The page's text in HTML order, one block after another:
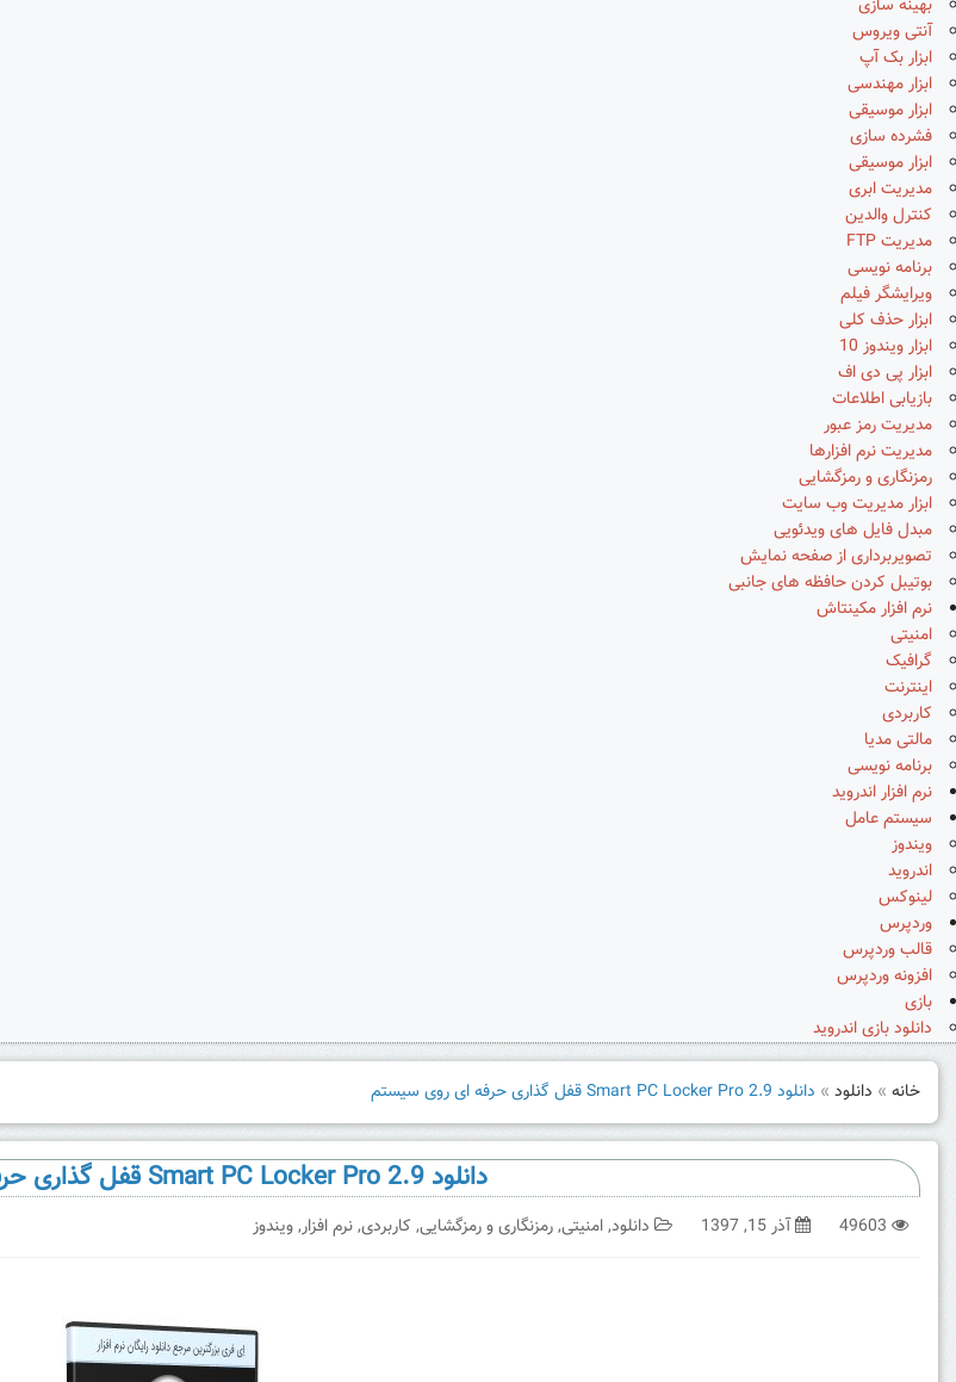
بهینه سازی
آنتی ویروس
ابزار بک آپ
ابزار مهندسی
ابزار موسیقی
فشرده سازی
ابزار موسیقی
مدیریت ابری
کنترل والدین
مدیریت FTP
برنامه نویسی
ویرایشگر فیلم
ابزار حذف کلی
ابزار ویندوز 10
ابزار پی دی اف
بازیابی اطلاعات
مدیریت رمز عبور
مدیریت نرم افزارها
رمزنگاری و رمزگشایی
ابزار مدیریت وب سایت
مبدل فایل های ویدئویی
تصویربرداری از صفحه نمایش
بوتیبل کردن حافظه های جانبی
نرم افزار مکینتاش
امنیتی
گرافیک
اینترنت
کاربردی
مالتی مدیا
برنامه نویسی
نرم افزار اندروید
سیستم عامل
ویندوز
اندروید
لینوکس
وردپرس
قالب وردپرس
افزونه وردپرس
بازی
دانلود بازی اندروید
خانه » دانلود » دانلود Smart PC Locker Pro 2.9 قفل گذاری حرفه ای روی سیستم
دانلود Smart PC Locker Pro 2.9 قفل گذاری حرفه ای روی سیستم
49603 آذر 15, 1397 دانلود,امنیتی,رمزنگاری و رمزگشایی, کاربردی,نرم افزار,ویندوز